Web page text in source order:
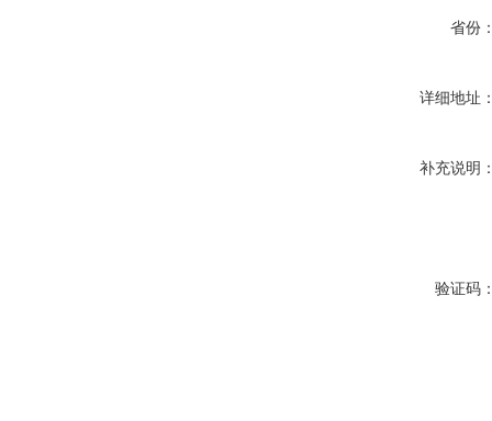
省份
详细地址
补充说明
验证码